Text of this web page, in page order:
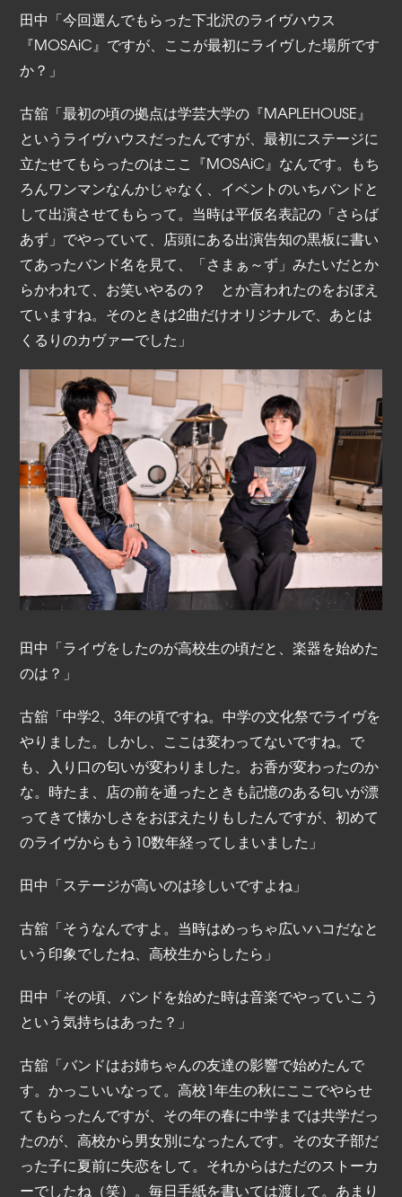
田中「今回選んでもらった下北沢のライヴハウス
『MOSAiC』ですが、ここが最初にライヴした場所です
か？」
古舘「最初の頃の拠点は学芸大学の『MAPLEHOUSE』
というライヴハウスだったんですが、最初にステージに
立たせてもらったのはここ『MOSAiC』なんです。もち
ろんワンマンなんかじゃなく、イベントのいちバンドと
して出演させてもらって。当時は平仮名表記の「さらば
あず」でやっていて、店頭にある出演告知の黒板に書い
てあったバンド名を見て、「さまぁ～ず」みたいだとか
らかわれて、お笑いやるの？ とか言われたのをおぼえ
ていますね。そのときは2曲だけオリジナルで、あとは
くるりのカヴァーでした」
田中「ライヴをしたのが高校生の頃だと、楽器を始めた
のは？」
古舘「中学2、3年の頃ですね。中学の文化祭でライヴを
やりました。しかし、ここは変わってないですね。で
も、入り口の匂いが変わりました。お香が変わったのか
な。時たま、店の前を通ったときも記憶のある匂いが漂
ってきて懐かしさをおぼえたりもしたんですが、初めて
のライヴからもう10数年経ってしまいました」
田中「ステージが高いのは珍しいですよね」
古舘「そうなんですよ。当時はめっちゃ広いハコだなと
いう印象でしたね、高校生からしたら」
田中「その頃、バンドを始めた時は音楽でやっていこう
という気持ちはあった？」
古舘「バンドはお姉ちゃんの友達の影響で始めたんで
す。かっこいいなって。高校1年生の秋にここでやらせ
てもらったんですが、その年の春に中学までは共学だっ
たのが、高校から男女別になったんです。その女子部だ
った子に夏前に失恋をして。それからはただのストーカ
ーでしたね（笑）。毎日手紙を書いては渡して。あまり